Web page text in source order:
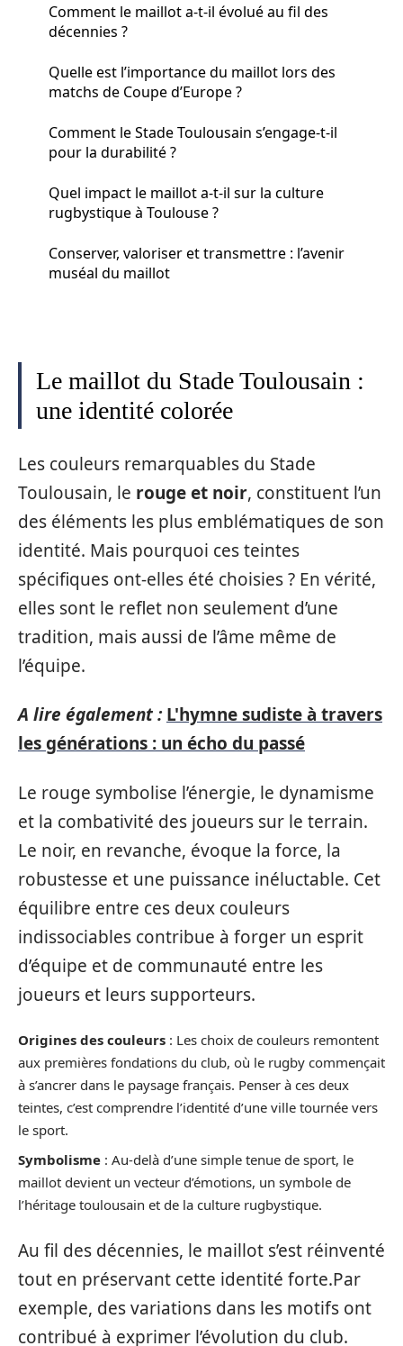
Comment le maillot a-t-il évolué au fil des
décennies ?
Quelle est l’importance du maillot lors des
matchs de Coupe d’Europe ?
Comment le Stade Toulousain s’engage-t-il
pour la durabilité ?
Quel impact le maillot a-t-il sur la culture
rugbystique à Toulouse ?
Conserver, valoriser et transmettre : l’avenir
muséal du maillot
Le maillot du Stade Toulousain :
une identité colorée
Les couleurs remarquables du Stade
Toulousain, le rouge et noir, constituent l’un
des éléments les plus emblématiques de son
identité. Mais pourquoi ces teintes
spécifiques ont-elles été choisies ? En vérité,
elles sont le reflet non seulement d’une
tradition, mais aussi de l’âme même de
l’équipe.
A lire également : L'hymne sudiste à travers
les générations : un écho du passé
Le rouge symbolise l’énergie, le dynamisme
et la combativité des joueurs sur le terrain.
Le noir, en revanche, évoque la force, la
robustesse et une puissance inéluctable. Cet
équilibre entre ces deux couleurs
indissociables contribue à forger un esprit
d’équipe et de communauté entre les
joueurs et leurs supporteurs.
Origines des couleurs : Les choix de couleurs remontent
aux premières fondations du club, où le rugby commençait
à s’ancrer dans le paysage français. Penser à ces deux
teintes, c’est comprendre l’identité d’une ville tournée vers
le sport.
Symbolisme : Au-delà d’une simple tenue de sport, le
maillot devient un vecteur d’émotions, un symbole de
l’héritage toulousain et de la culture rugbystique.
Au fil des décennies, le maillot s’est réinventé
tout en préservant cette identité forte.Par
exemple, des variations dans les motifs ont
contribué à exprimer l’évolution du club.